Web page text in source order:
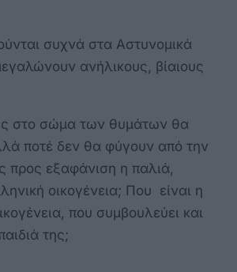
συχνά στα Αστυνομικά
ανήλικους, βίαιους
στο σώμα των θυμάτων θα
ποτέ δεν θα φύγουν από την
προς εξαφάνιση η παλιά,
οικογένεια; Που είναι η
που συμβουλεύει και
της;